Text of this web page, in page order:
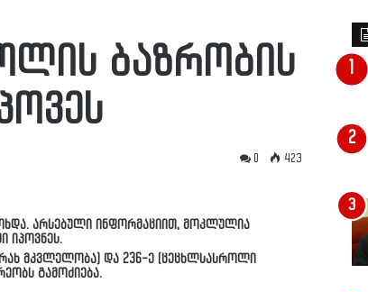
ბაზრობის
0 423
არსებული ინფორმაციით, მოკლულია
იპოვნეს.
მკვლელობა) და 236-ე (ცეცხლსასროლი
გამოძიება.